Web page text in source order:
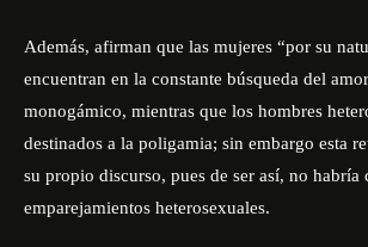
Además, afirman que las mujeres “por su
encuentran en la constante búsqueda del
monogámico, mientras que los hombres
destinados a la poligamia; sin embargo esta
su propio discurso, pues de ser así, no habría
emparejamientos heterosexuales.